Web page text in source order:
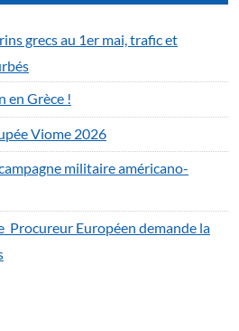
grecs au 1er mai, trafic et
en Grèce !
Viome 2026
militaire américano-
Procureur Européen demande la